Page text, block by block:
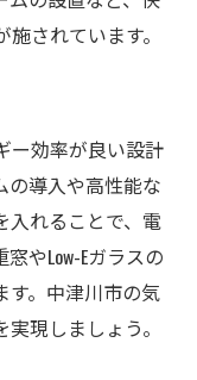
されています。
ー効率が良い設計
の導入や高性能な
入れることで、電
やLow-Eガラスの
す。中津川市の気
現しましょう。